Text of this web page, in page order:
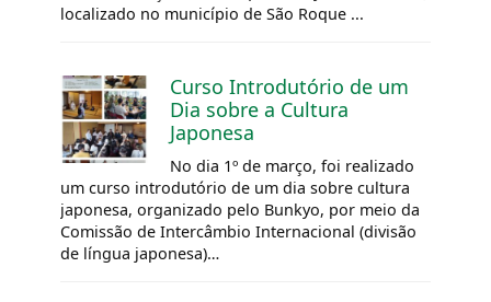
localizado no município de São Roque ...
Curso Introdutório de um
Dia sobre a Cultura
Japonesa
No dia 1º de março, foi realizado
um curso introdutório de um dia sobre cultura
japonesa, organizado pelo Bunkyo, por meio da
Comissão de Intercâmbio Internacional (divisão
de língua japonesa)…